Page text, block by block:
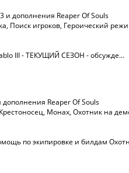
и дополнения Reaper Of Souls
, Поиск игроков, Героический
III - ТЕКУЩИЙ СЕЗОН - обсужде...
Reaper Of Souls
Крестоносец, Монах, Охотник на
по экипировке и билдам